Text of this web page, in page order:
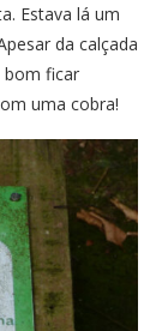
Estava lá um
da calçada
bom ficar
uma cobra!